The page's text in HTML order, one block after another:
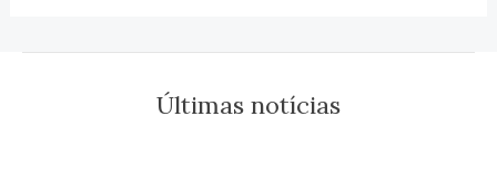
Últimas notícias